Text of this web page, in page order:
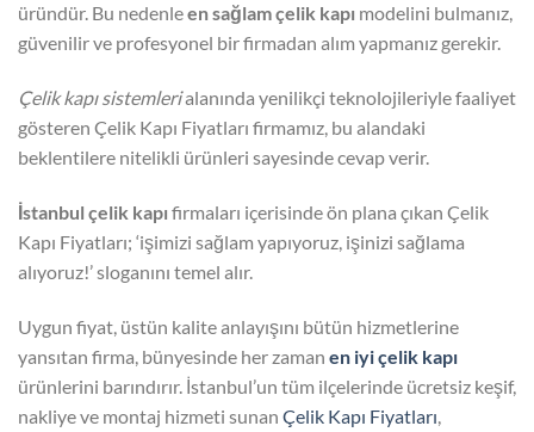
üründür. Bu nedenleen sağlam çelik kapı modelini bulmanız,
güvenilir ve profesyonel bir firmadan alım yapmanız gerekir.
Çelik kapı sistemlerialanında yenilikçi teknolojileriyle faaliyet
gösteren Çelik Kapı Fiyatları firmamız, bu alandaki
beklentilere nitelikli ürünleri sayesinde cevap verir.
İstanbul çelik kapı firmaları içerisinde ön plana çıkan Çelik
Kapı Fiyatları; ‘işimizi sağlam yapıyoruz, işinizi sağlama
alıyoruz!’ sloganını temel alır.
Uygun fiyat, üstün kalite anlayışını bütün hizmetlerine
yansıtan firma, bünyesinde her zaman en iyi çelik kapı
ürünlerini barındırır. İstanbul’un tüm ilçelerinde ücretsiz keşif,
nakliye ve montaj hizmeti sunan Çelik Kapı Fiyatları